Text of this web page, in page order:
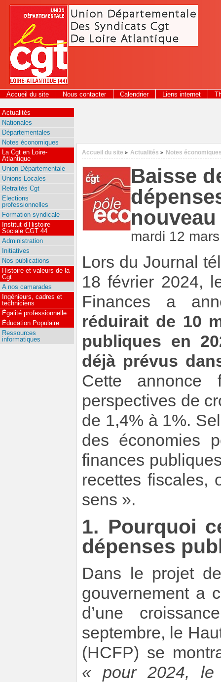
Panneau de gestion des cookies
Accueil du site Nous contacter Calendrier Liens internet
2026
Accueil du site > Actualités > Notes
Baisse
mardi 12
Lors du Journal
18 février 2024,
Finances a
réduirait de 10
publiques en
déjà prévus
Cette
perspectives de
de 1,4% à 1%.
des économies
finances
recettes fiscales,
sens ».
1. Pourquoi
dépenses
Dans le projet
gouvernement a
d’une
septembre, le
(HCFP) se
« pour 2024, le
Actualités
Nationales
Départementales
Notes économiques
La Cgt en Loire-
Atlantique
Union Départementale
Unions Locales
Retraités Cgt
Elections
professionnelles
Formation syndicale
Institut d’Histoire
Sociale CGT 44
Administration
Initiatives
Nos publications
Histoire et valeurs de la
Cgt
A nos camarades
Ingénieurs, cadres et
techniciens
Égalité professionnelle
Éducation Populaire
Ressources
informatiques